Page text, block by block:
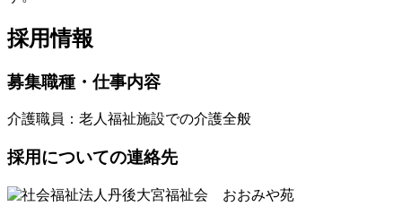
採用情報
募集職種・仕事内容
介護職員 ：老人福祉施設での介護全般
採用についての連絡先